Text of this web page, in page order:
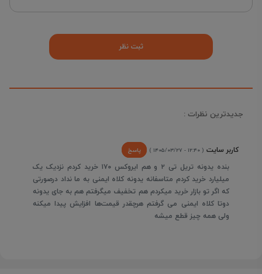
جدیدترین نظرات :
کاربر سایت ( ۱۲:۴۰ - ۱۴۰۵/۰۳/۲۷ ) پاسخ
بنده یدونه تریل تی ۲ و هم ایروکس ۱۷۰ خرید کردم نزدیک یک
میلیارد خرید کردم متاسفانه یدونه کلاه ایمنی به ما نداد درصورتی
که اگر تو بازار خرید میکردم هم تخفیف میگرفتم هم به جای یدونه
دوتا کلاه ایمنی می گرفتم هرچقدر قیمت‌ها افزایش پیدا میکنه
ولی همه چیز قطع میشه